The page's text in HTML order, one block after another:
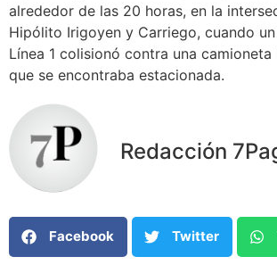
alrededor de las 20 horas, en la
Hipólito Irigoyen y Carriego, cuando
Línea 1 colisionó contra una
que se encontraba estacionada.
Redacción
Facebook Twitter